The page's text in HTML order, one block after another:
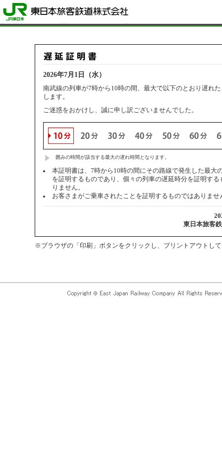
2026年7月1日（水）
南武線の列車が7時から10時の間、最大で以下のとおり遅れ
します。
ご迷惑をおかけし、誠に申し訳ございませんでした。
囲みの時間が該当する最大の遅れ時間となります。
本証明書は、7時から10時の間にその路線で発生した最大
を証明するものであり、個々の列車の遅延時分を証明する
りません。
お客さまがご乗車されたことを証明するものではありませ
東日本旅客
※ブラウザの「印刷」ボタンをクリックし、プリントアウトし